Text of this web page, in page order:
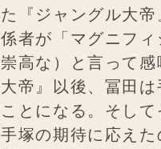
『ジャングル大帝
者が「マグニフ
高な）と言って感
帝』以後、冨田は
とになる。そし
塚の期待に応えた